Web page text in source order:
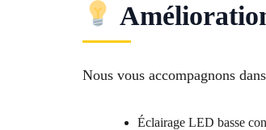
Nous vous accompagnons
Éclairage LED basse